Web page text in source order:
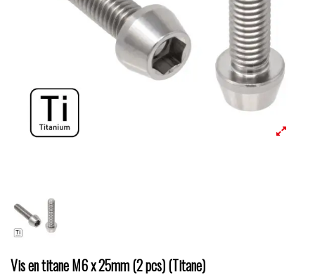
Vis en titane M6 x 25mm (2 pcs) (Titane)